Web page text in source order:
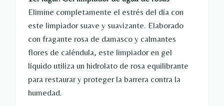
Elimine completamente el estrés del día con
este limpiador suave y suavizante. Elaborado
con fragante rosa de damasco y calmantes
flores de caléndula, este limpiador en gel
líquido utiliza un hidrolato de rosa equilibrante
para restaurar y proteger la barrera contra la
humedad.